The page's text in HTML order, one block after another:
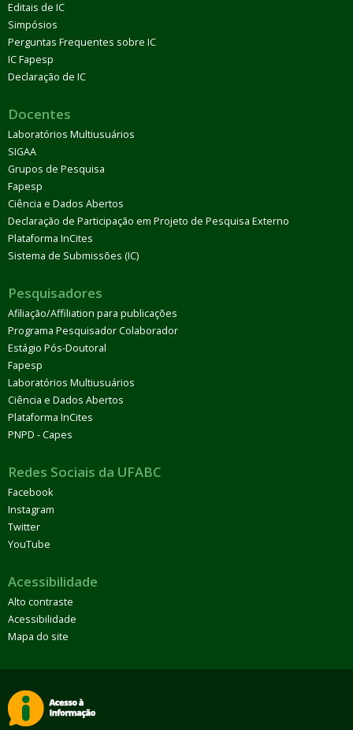
Editais de IC
Simpósios
Perguntas Frequentes sobre IC
IC Fapesp
Declaração de IC
Docentes
Laboratórios Multiusuários
SIGAA
Grupos de Pesquisa
Fapesp
Ciência e Dados Abertos
Declaração de Participação em Projeto de Pesquisa Externo
Plataforma InCites
Sistema de Submissões (IC)
Pesquisadores
Afiliação/Affiliation para publicações
Programa Pesquisador Colaborador
Estágio Pós-Doutoral
Fapesp
Laboratórios Multiusuários
Ciência e Dados Abertos
Plataforma InCites
PNPD - Capes
Redes Sociais da UFABC
Facebook
Instagram
Twitter
YouTube
Acessibilidade
Alto contraste
Acessibilidade
Mapa do site